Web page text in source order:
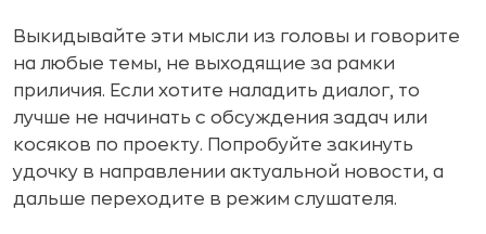
Выкидывайте эти мысли из головы и говорите
на любые темы, не выходящие за рамки
приличия. Если хотите наладить диалог, то
лучше не начинать с обсуждения задач или
косяков по проекту. Попробуйте закинуть
удочку в направлении актуальной новости, а
дальше переходите в режим слушателя.